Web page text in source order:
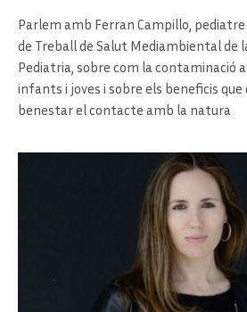
Parlem amb Ferran Campillo, pediatre
de Treball de Salut Mediambiental de
Pediatria, sobre com la contaminació
infants i joves i sobre els beneficis
benestar el contacte amb la natura